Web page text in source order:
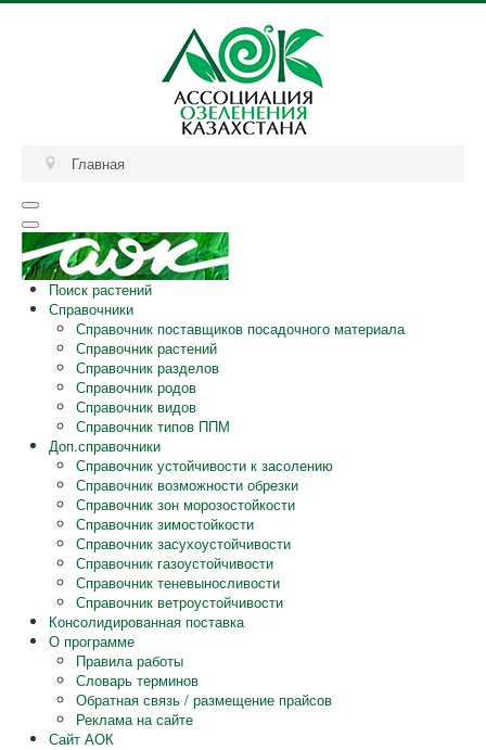
Главная
Поиск растений
Справочники
Справочник поставщиков посадочного материала
Справочник растений
Справочник разделов
Справочник родов
Справочник видов
Справочник типов ППМ
Доп.справочники
Справочник устойчивости к засолению
Справочник возможности обрезки
Справочник зон морозостойкости
Справочник зимостойкости
Справочник засухоустойчивости
Справочник газоустойчивости
Справочник теневыносливости
Справочник ветроустойчивости
Консолидированная поставка
О программе
Правила работы
Словарь терминов
Обратная связь / размещение прайсов
Реклама на сайте
Сайт АОК